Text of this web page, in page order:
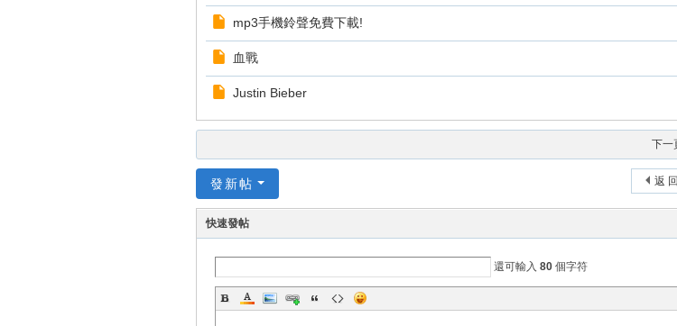
mp3手機鈴聲免費下載!
血戰
Justin Bieber
下一
返 回
發新帖
快速發帖
還可輸入 80 個字符